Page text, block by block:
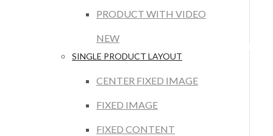
PRODUCT WITH VIDEO
NEW
SINGLE PRODUCT LAYOUT
CENTER FIXED IMAGE
FIXED IMAGE
FIXED CONTENT